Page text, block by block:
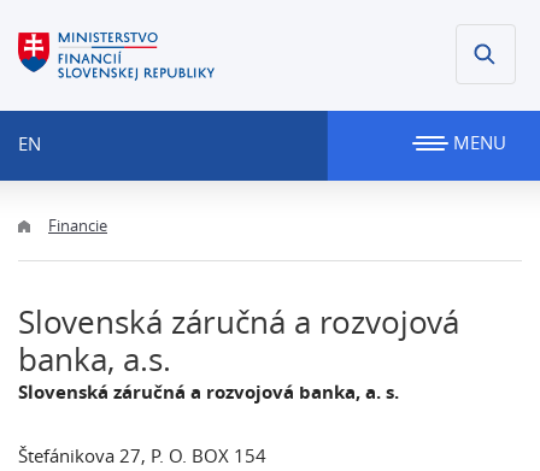
EN MENU
Financie
Slovenská záručná a rozvojová
banka, a.s.
Slovenská záručná a rozvojová banka, a. s.
Štefánikova 27, P. O. BOX 154